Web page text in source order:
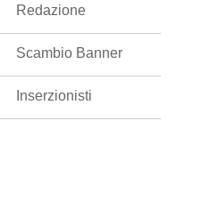
Redazione
Scambio Banner
Inserzionisti